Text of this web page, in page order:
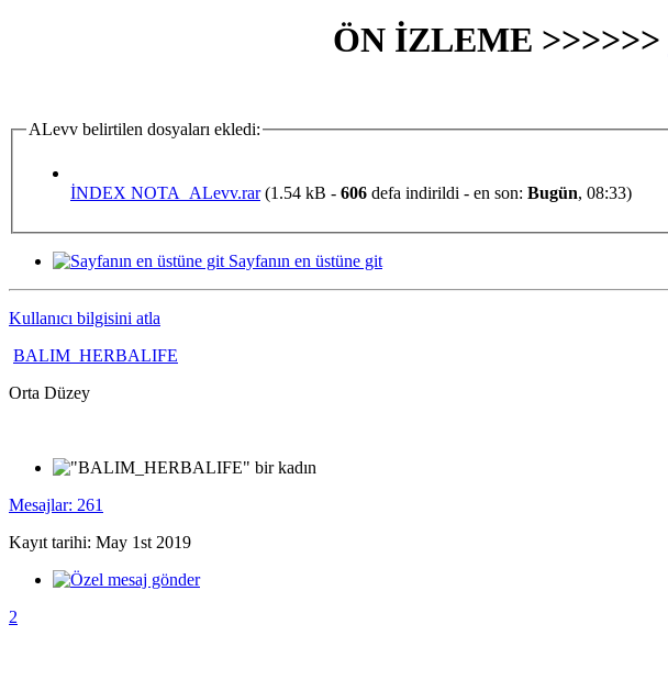
ÖN İZLEME >>>>>>
ALevv belirtilen dosyaları ekledi:
İNDEX NOTA_ALevv.rar (1.54 kB - 606 defa indirildi - en son: Bugün, 08:33)
Sayfanın en üstüne git
Kullanıcı bilgisini atla
BALIM_HERBALIFE
Orta Düzey
Mesajlar: 261
Kayıt tarihi: May 1st 2019
2